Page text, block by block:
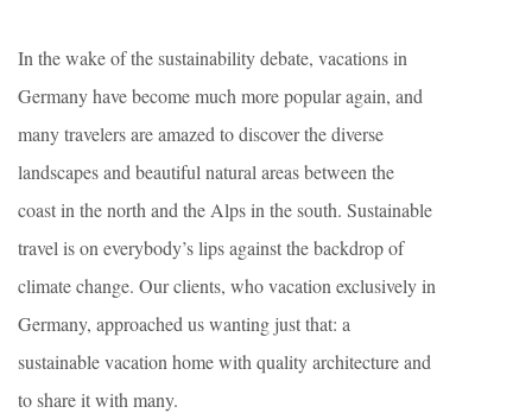
In the wake of the sustainability debate, vacations in
Germany have become much more popular again, and
many travelers are amazed to discover the diverse
landscapes and beautiful natural areas between the
coast in the north and the Alps in the south. Sustainable
travel is on everybody’s lips against the backdrop of
climate change. Our clients, who vacation exclusively in
Germany, approached us wanting just that: a
sustainable vacation home with quality architecture and
to share it with many.